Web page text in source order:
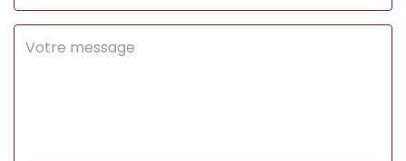
Soumis à
l'affichage du DPE
Oui